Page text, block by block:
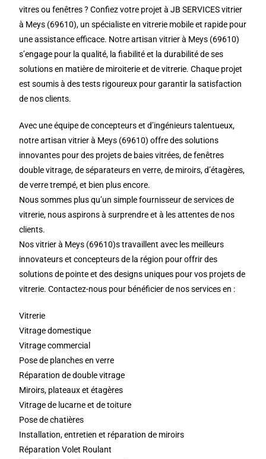
vitres ou fenêtres ? Confiez votre projet à JB SERVICES vitrier
à Meys (69610), un spécialiste en vitrerie mobile et rapide pour
une assistance efficace. Notre artisan vitrier à Meys (69610)
s’engage pour la qualité, la fiabilité et la durabilité de ses
solutions en matière de miroiterie et de vitrerie. Chaque projet
est soumis à des tests rigoureux pour garantir la satisfaction
de nos clients.
Avec une équipe de concepteurs et d’ingénieurs talentueux,
notre artisan vitrier à Meys (69610) offre des solutions
innovantes pour des projets de baies vitrées, de fenêtres
double vitrage, de séparateurs en verre, de miroirs, d’étagères,
de verre trempé, et bien plus encore.
Nous sommes plus qu’un simple fournisseur de services de
vitrerie, nous aspirons à surprendre et à les attentes de nos
clients.
Nos vitrier à Meys (69610)s travaillent avec les meilleurs
innovateurs et concepteurs de la région pour offrir des
solutions de pointe et des designs uniques pour vos projets de
vitrerie. Contactez-nous pour bénéficier de nos services en :
Vitrerie
Vitrage domestique
Vitrage commercial
Pose de planches en verre
Réparation de double vitrage
Miroirs, plateaux et étagères
Vitrage de lucarne et de toiture
Pose de chatières
Installation, entretien et réparation de miroirs
Réparation Volet Roulant